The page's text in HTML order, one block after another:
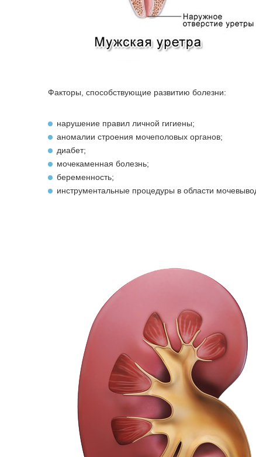
Факторы, способствующие развитию болезни:
нарушение правил личной гигиены;
аномалии строения мочеполовых органов;
диабет;
мочекаменная болезнь;
беременность;
инструментальные процедуры в области